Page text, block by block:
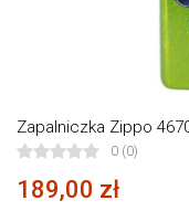
Zapalniczka Zippo
0 (0)
189,00 zł